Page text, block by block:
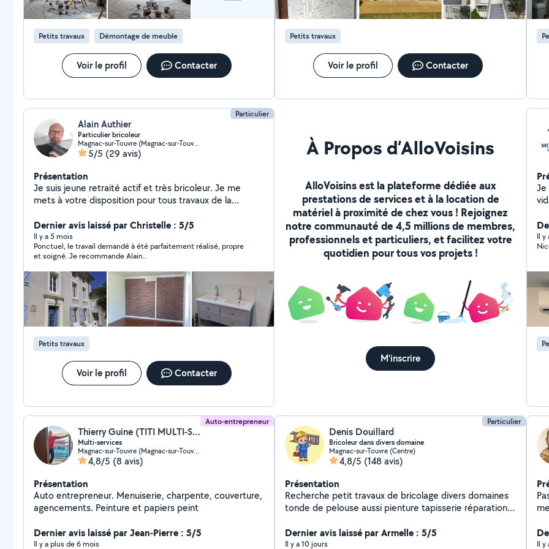
Petits travaux Démontage de meuble
Voir le profil Contacter
toiture, façade, terrasse, dallage, panneaux solaire,
piscine, monuments funéraires)
Petits travaux
Voir le profil Contacter
Particulier
Alain Authier
Particulier bricoleur
Magnac-sur-Touvre (Magnac-sur-Touvre)
5/5 (29 avis)
Présentation
Je suis jeune retraité actif et très bricoleur. Je me
mets à votre disposition pour tous travaux de la
plafond. Je pose revêtement mural et sol.
Dernier avis laissé par Christelle : 5/5
Il y a 5 mois
Ponctuel, le travail demandé à été parfaitement réalisé, propre
et soigné. Je recommande Alain..
Petits travaux
Voir le profil Contacter
À Propos d’AlloVoisins
AlloVoisins est la plateforme dédiée aux
prestations de services et à la location de
matériel à proximité de chez vous ! Rejoignez
notre communauté de 4,5 millions de membres,
professionnels et particuliers, et facilitez votre
quotidien pour tous vos projets !
M'inscrire
Je
Il y
Auto-entrepreneur
Thierry Guine (TITI MULTI-SERVICE)
Multi-services
Magnac-sur-Touvre (Magnac-sur-Touvre)
4,8/5 (8 avis)
Présentation
Auto entrepreneur. Menuiserie, charpente, couverture,
agencements. Peinture et papiers peint
Dernier avis laissé par Jean-Pierre : 5/5
Il y a plus de 6 mois
Particulier
Denis Douillard
Bricoleur dans divers domaine
Magnac-sur-Touvre (Centre)
4,8/5 (148 avis)
Présentation
Recherche petit travaux de bricolage divers domaines
tonde de pelouse aussi pienture tapisserie réparation
ventilateur au plafond,installation robot tondeuse etc.
Dernier avis laissé par Armelle : 5/5
Il y a 10 jours
Il y